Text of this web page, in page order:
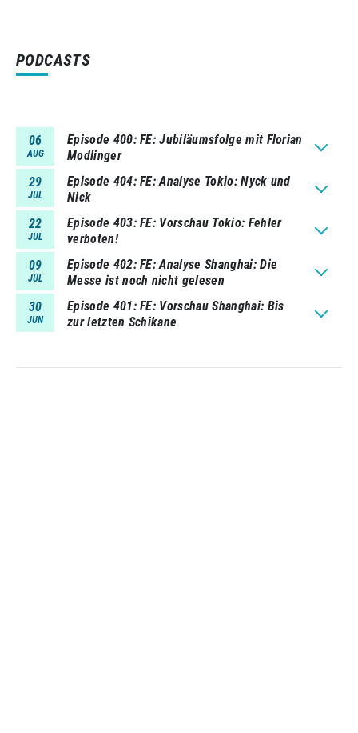
PODCASTS
06
AUG
Episode 400 FE: Jubiläumsfolge mit Florian
Modlinger
29
JUL
Episode 404 FE: Analyse Tokio: Nyck und
Nick
22
JUL
Episode 403 FE: Vorschau Tokio: Fehler
verboten!
09
JUL
Episode 402 FE: Analyse Shanghai: Die
Messe ist noch nicht gelesen
30
JUN
Episode 401 FE: Vorschau Shanghai: Bis
zur letzten Schikane